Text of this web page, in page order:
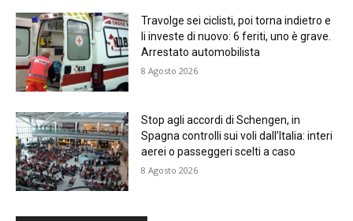
Travolge sei ciclisti, poi torna indietro e
li investe di nuovo: 6 feriti, uno è grave.
Arrestato automobilista
8 Agosto 2026
Stop agli accordi di Schengen, in
Spagna controlli sui voli dall’Italia: interi
aerei o passeggeri scelti a caso
8 Agosto 2026